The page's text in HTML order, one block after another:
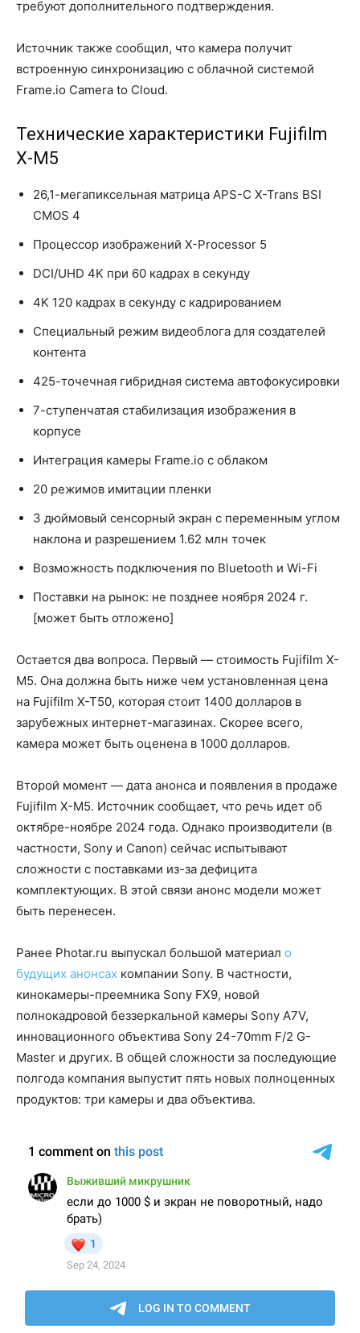
требуют дополнительного подтверждения.
Источник также сообщил, что камера получит
встроенную синхронизацию с облачной системой
Frame.io Camera to Cloud.
Технические характеристики Fujifilm
X-M5
26,1-мегапиксельная матрица APS-C X-Trans BSI
CMOS 4
Процессор изображений X-Processor 5
DCI/UHD 4K при 60 кадрах в секунду
4K 120 кадрах в секунду с кадрированием
Специальный режим видеоблога для создателей
контента
425-точечная гибридная система автофокусировки
7-ступенчатая стабилизация изображения в
корпусе
Интеграция камеры Frame.io с облаком
20 режимов имитации пленки
3 дюймовый сенсорный экран с переменным углом
наклона и разрешением 1.62 млн точек
Возможность подключения по Bluetooth и Wi-Fi
Поставки на рынок: не позднее ноября 2024 г.
[может быть отложено]
Остается два вопроса. Первый — стоимость Fujifilm X-
M5. Она должна быть ниже чем установленная цена
на Fujifilm X-T50, которая стоит 1400 долларов в
зарубежных интернет-магазинах. Скорее всего,
камера может быть оценена в 1000 долларов.
Второй момент — дата анонса и появления в продаже
Fujifilm X-M5. Источник сообщает, что речь идет об
октябре-ноябре 2024 года. Однако производители (в
частности, Sony и Canon) сейчас испытывают
сложности с поставками из-за дефицита
комплектующих. В этой связи анонс модели может
быть перенесен.
Ранее Photar.ru выпускал большой материал о
будущих анонсах компании Sony. В частности,
кинокамеры-преемника Sony FX9, новой
полнокадровой беззеркальной камеры Sony A7V,
инновационного объектива Sony 24-70mm F/2 G-
Master и других. В общей сложности за последующие
полгода компания выпустит пять новых полноценных
продуктов: три камеры и два объектива.